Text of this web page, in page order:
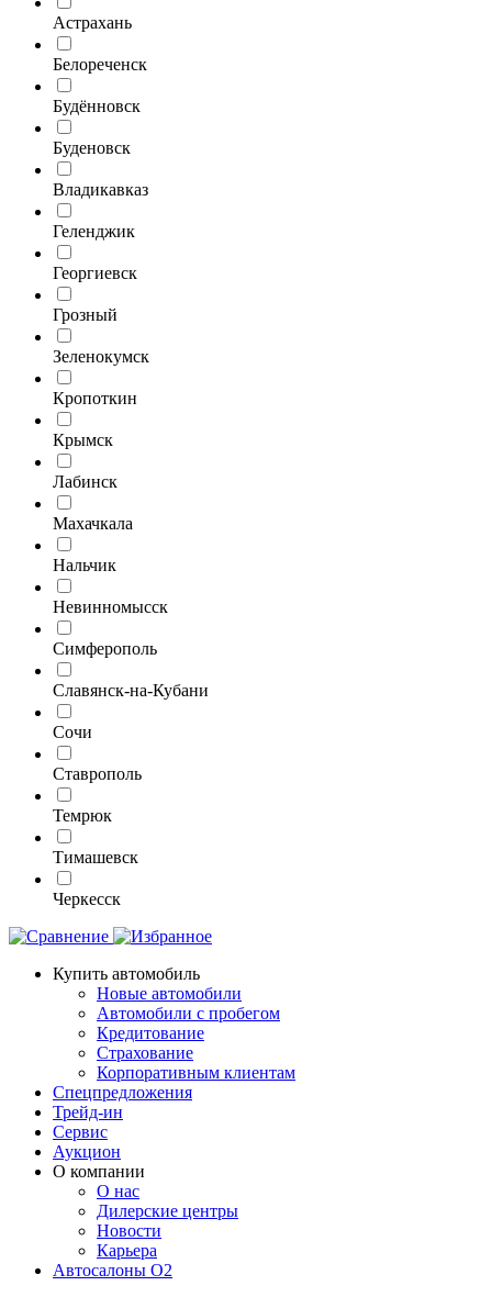
Астрахань
Белореченск
Будённовск
Буденовск
Владикавказ
Геленджик
Георгиевск
Грозный
Зеленокумск
Кропоткин
Крымск
Лабинск
Махачкала
Нальчик
Невинномысск
Симферополь
Славянск-на-Кубани
Сочи
Ставрополь
Темрюк
Тимашевск
Черкесск
Купить автомобиль
Новые автомобили
Автомобили с пробегом
Кредитование
Страхование
Корпоративным клиентам
Спецпредложения
Трейд-ин
Сервис
Аукцион
О компании
О нас
Дилерские центры
Новости
Карьера
Автосалоны O2